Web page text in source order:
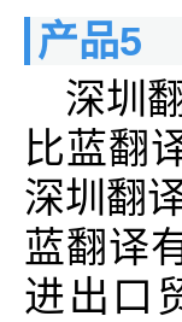
产品5
深圳
比蓝翻
深圳翻
蓝翻译
进出口